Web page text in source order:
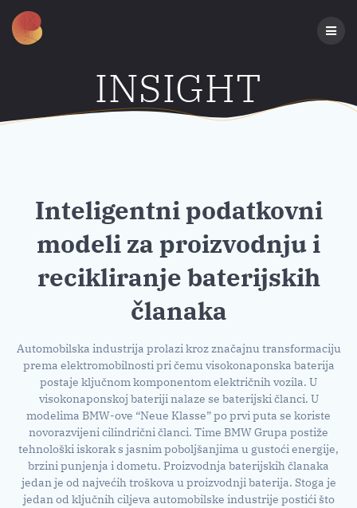
INSIGHT
Inteligentni podatkovni
modeli za proizvodnju i
recikliranje baterijskih
članaka
Automobilska industrija prolazi kroz značajnu transformaciju
prema elektromobilnosti pri čemu visokonaponska baterija
postaje ključnom komponentom električnih vozila. U
visokonaponskoj bateriji nalaze se baterijski članci. U
modelima BMW-ove “Neue Klasse” po prvi puta se koriste
novorazvijeni cilindrični članci. Time BMW Grupa postiže
tehnološki iskorak s jasnim poboljšanjima u gustoći energije,
brzini punjenja i dometu. Proizvodnja baterijskih članaka
jedan je od najvećih troškova u proizvodnji baterija. Stoga je
jedan od ključnih ciljeva automobilske industrije postići što